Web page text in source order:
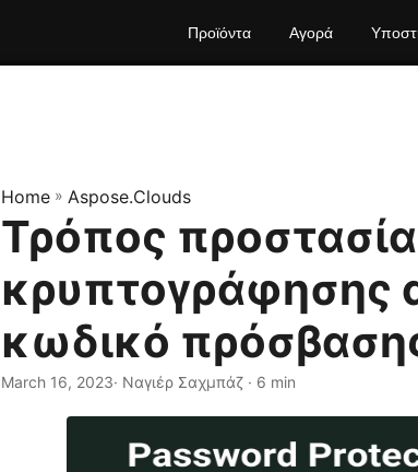
Προϊόντα Αγορά
Home » Aspose.Clouds
Τρόπος
κρυπτογράφησης
κωδικό
March 16, 2023· Ναγιέρ Σαχμπάζ · 6 min